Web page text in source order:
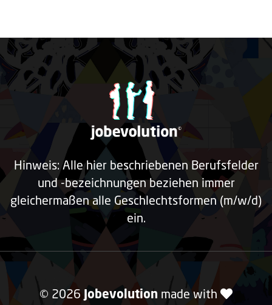
Hinweis: Alle hier beschriebenen Berufsfelder
und -bezeichnungen beziehen immer
gleichermaßen alle Geschlechtsformen (m/w/d)
ein.
© 2026 Jobevolution made with